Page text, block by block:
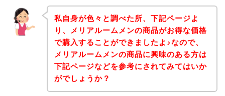
私自身が色々と調べた所、下記ページよ
り、メリアルームメンの商品がお得な価格
で購入することができましたよ♪なので、
メリアルームメンの商品に興味のある方は
下記ページなどを参考にされてみてはいか
がでしょうか？